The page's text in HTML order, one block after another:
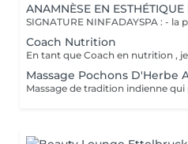
ANAMNÈSE EN ESTHÉTIQUE
Coach Nutrition
Massage Pochons D'Herbe